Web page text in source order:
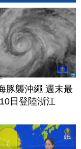
豚襲沖繩 週末最
日登陸浙江